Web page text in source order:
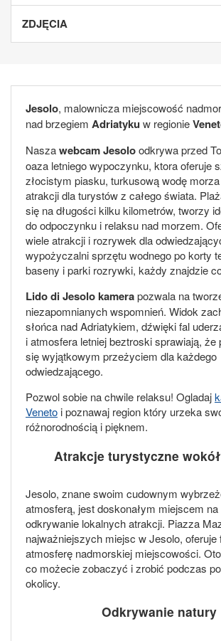
ZDJĘCIA
Jesolo, malownicza miejscowość
nad brzegiem Adriatyku w regionie
Naszawebcam Jesoloodkrywa przed
oaza letniego wypoczynku, ktora oferuje
złocistym piasku, turkusową wodę
atrakcji dla turystów z całego świata.
się na długości kilku kilometrów, tworzy
do odpoczynku i relaksu nad morzem.
wiele atrakcji i rozrywek dla
wypożyczalni sprzętu wodnego po korty
baseny i parki rozrywki, każdy znajdzie
Lido di Jesolo kamerapozwala na
niezapomnianych wspomnień. Widok
słońca nad Adriatykiem, dźwięki fal
i atmosfera letniej beztroski sprawiają, że
się wyjątkowym przeżyciem dla każdego
odwiedzającego.
Pozwol sobie na chwile relaksu! Ogladaj
Veneto i poznawaj region który urzeka
różnorodnością i pięknem.
Atrakcje turystyczne
Jesolo, znane swoim cudownym
atmosferą, jest doskonałym miejscem
odkrywanie lokalnych atrakcji. Piazza
najważniejszych miejsc w Jesolo,
atmosferę nadmorskiej miejscowości.
co możecie zobaczyć i zrobić podczas
okolicy.
Odkrywanie natury